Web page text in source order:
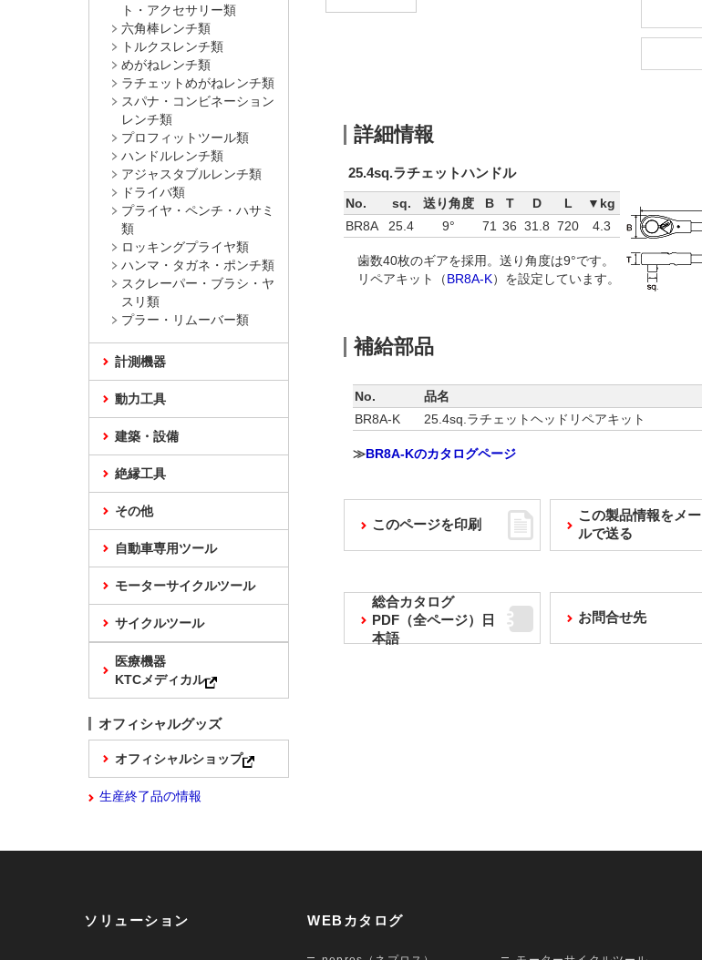
詳細情報
25.4sq.ラチェットハンドル
No. sq. 送り角度 B T D L
▼kg
BR8A
25.4 9° 71 36 31.8 720 4.3
歯数40枚のギアを採用。送り角度は9°です。
リペアキット（BR8A-K）を設定しています。
補給部品
No.
品名
BR8A-K
25.4sq.ラチェットヘッドリペアキット
≫BR8A-Kのカタログページ
このページを印刷
この製品情報をメー
ルで送る
総合カタログ
PDF（全ページ）日
本語
お問合せ先
ト・アクセサリー類
六角棒レンチ類
トルクスレンチ類
めがねレンチ類
ラチェットめがねレンチ類
スパナ・コンビネーション
レンチ類
プロフィットツール類
ハンドルレンチ類
アジャスタブルレンチ類
ドライバ類
プライヤ・ペンチ・ハサミ
類
ロッキングプライヤ類
ハンマ・タガネ・ポンチ類
スクレーパー・ブラシ・ヤ
スリ類
プラー・リムーバー類
計測機器
動力工具
建築・設備
絶縁工具
その他
自動車専用ツール
モーターサイクルツール
サイクルツール
医療機器
KTCメディカル
オフィシャルグッズ
オフィシャルショップ
生産終了品の情報
ソリューション WEBカタログ